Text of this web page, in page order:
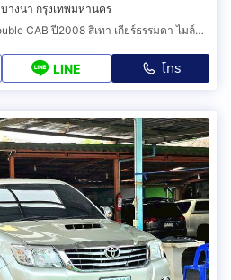
บางนา กรุงเทพมหานคร
Nissan Navara 2.5 LE 4WD Double CAB ปี2008 สีเทา เกียร์ธรรมดา ไมล์น้อย ตัวถังสวย ภายในสวย เครื่องเกียร์ดี รถสวยพร้อมใช้งาน
LINE โทร